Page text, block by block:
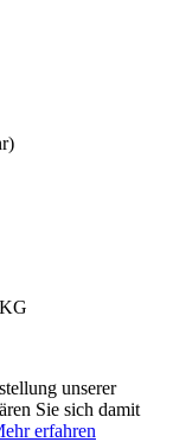
unserer
Sie sich damit
erfahren